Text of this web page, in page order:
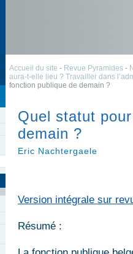
Accueil du site - Revue Pyramides -
aura-t-elle lieu ? Travailler dans
fonction publique de demain ?
Quel statut
demain ?
Eric Nachtergaele
Version intégrale sur
Résumé :